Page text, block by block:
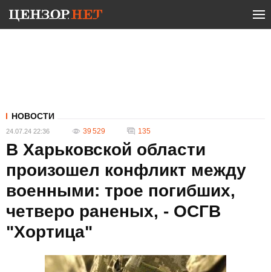
НОВОСТИ
24.07.24 22:36 39 529 135
В Харьковской области
произошел конфликт между
военными: трое погибших,
четверо раненых, - ОСГВ
"Хортица"